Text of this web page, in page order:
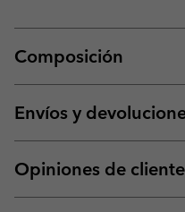
Composición
Envíos y
Opiniones de